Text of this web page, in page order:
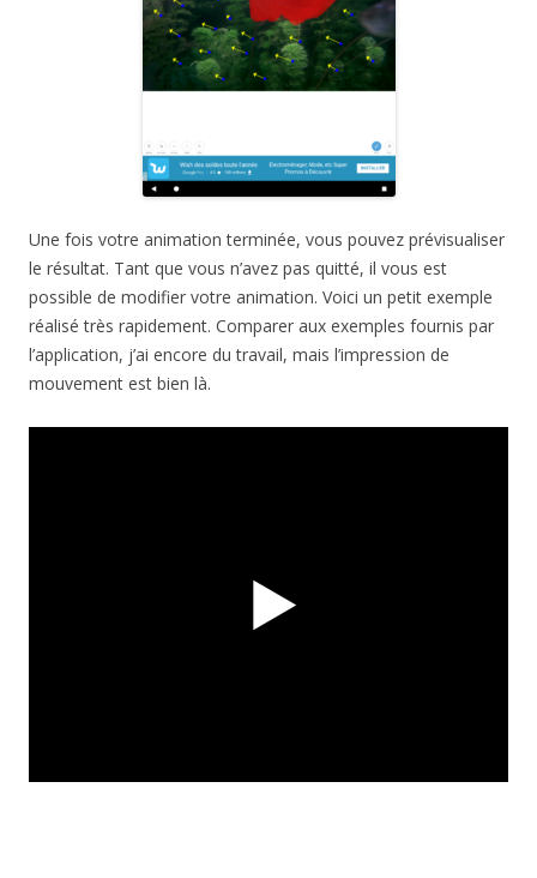
Une fois votre animation terminée, vous pouvez prévisualiser
le résultat. Tant que vous n’avez pas quitté, il vous est
possible de modifier votre animation. Voici un petit exemple
réalisé très rapidement. Comparer aux exemples fournis par
l’application, j’ai encore du travail, mais l’impression de
mouvement est bien là.